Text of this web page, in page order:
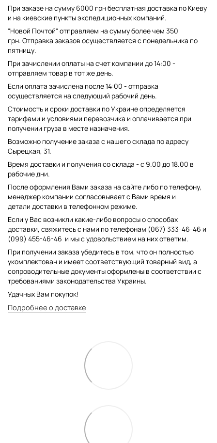
При заказе на сумму 6000 грн бесплатная доставка по Киеву
и на киевские пункты экспедиционных компаний.
"Новой Почтой" отправляем на сумму более чем 350
грн. Отправка заказов осуществляется с понедельника по
пятницу.
При зачислении оплаты на счет компании до 14:00 -
отправляем товар в тот же день.
Если оплата зачислена после 14:00 - отправка
осуществляется на следующий рабочий день.
Стоимость и сроки доставки по Украине определяется
тарифами и условиями перевозчика и оплачивается при
получении груза в месте назначения.
Возможно получение заказа с нашего склада по адресу
Сырецкая, 31.
Время доставки и получения со склада - с 9.00 до 18.00 в
рабочие дни.
После оформления Вами заказа на сайте либо по телефону,
менеджер компании согласовывает с Вами время и
детали доставки в телефонном режиме.
Если у Вас возникли какие-либо вопросы о способах
доставки, свяжитесь с нами по телефонам (067) 333-46-46 и
(099) 455-46-46 и мы с удовольствием на них ответим.
При получении заказа убедитесь в том, что он полностью
укомплектован и имеет соответствующий товарный вид, а
сопроводительные документы оформлены в соответствии с
требованиями законодательства Украины.
Удачных Вам покупок!
Подробнее о доставке